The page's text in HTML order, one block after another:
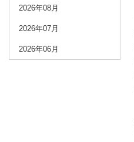
2026年08月
2026年07月
2026年06月